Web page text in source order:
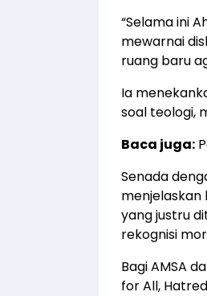
“Selama ini
mewarnai
ruang baru
​Ia
soal teologi,
Baca juga:
Senada
menjelaskan
yang justru
rekognisi
​Bagi AMSA
for All,